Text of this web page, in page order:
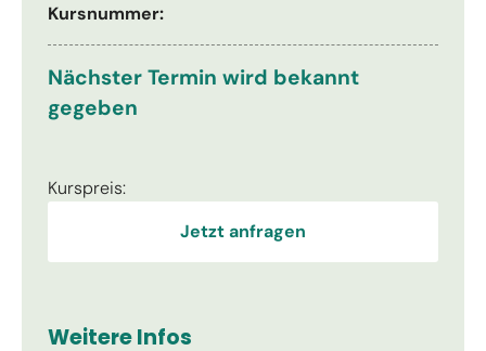
Kursnummer:
Nächster Termin wird bekannt
gegeben
Kurspreis:
Jetzt anfragen
Weitere Infos